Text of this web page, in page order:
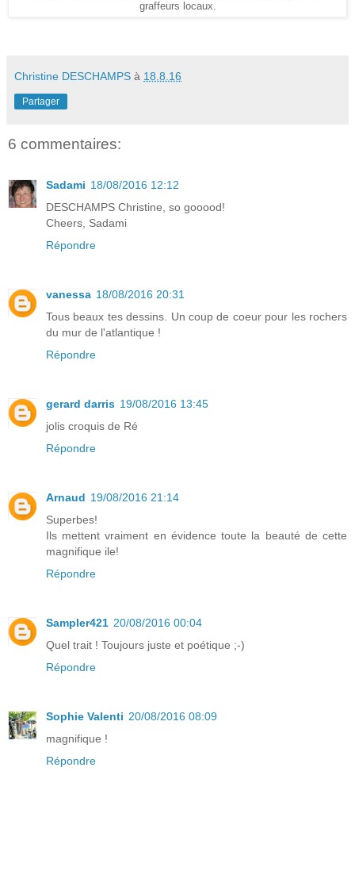
graffeurs locaux.
Christine DESCHAMPS à 18.8.16
Partager
6 commentaires:
Sadami 18/08/2016 12:12
DESCHAMPS Christine, so gooood!
Cheers, Sadami
Répondre
vanessa 18/08/2016 20:31
Tous beaux tes dessins. Un coup de coeur pour les rochers
du mur de l'atlantique !
Répondre
gerard darris 19/08/2016 13:45
jolis croquis de Ré
Répondre
Arnaud 19/08/2016 21:14
Superbes!
Ils mettent vraiment en évidence toute la beauté de cette
magnifique ile!
Répondre
Sampler421 20/08/2016 00:04
Quel trait ! Toujours juste et poétique ;-)
Répondre
Sophie Valenti 20/08/2016 08:09
magnifique !
Répondre